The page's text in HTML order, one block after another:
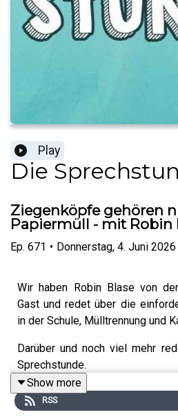
Play
Die
Ziegenköpfe gehören
Papiermüll - mit Robin
Ep. 671 • Donnerstag, 4. Juni 2026
Wir haben Robin Blase von
Gast und redet über die
in der Schule, Mülltrennung und
Darüber und noch viel mehr
Sprechstunde.
Show more
RSS